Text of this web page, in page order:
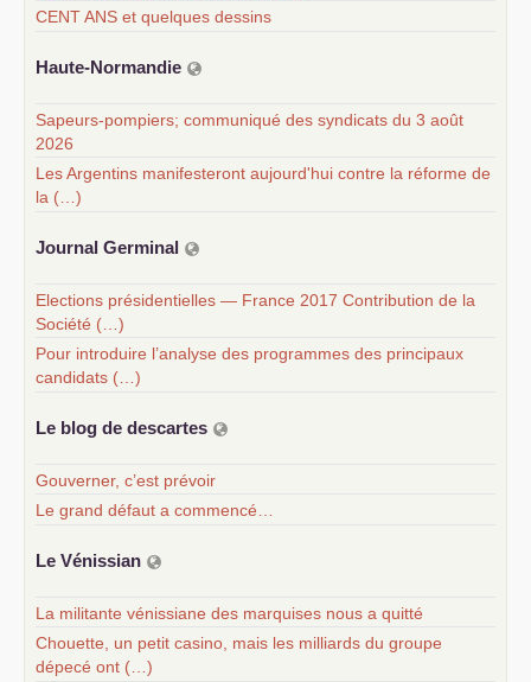
CENT ANS et quelques dessins
Haute-Normandie
Sapeurs-pompiers; communiqué des syndicats du 3 août
2026
Les Argentins manifesteront aujourd'hui contre la réforme de
la (…)
Journal Germinal
Elections présidentielles — France 2017 Contribution de la
Société (…)
Pour introduire l’analyse des programmes des principaux
candidats (…)
Le blog de descartes
Gouverner, c’est prévoir
Le grand défaut a commencé…
Le Vénissian
La militante vénissiane des marquises nous a quitté
Chouette, un petit casino, mais les milliards du groupe
dépecé ont (…)